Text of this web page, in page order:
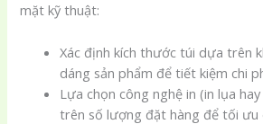
mặt kỹ thuật:
Xác định kích thước túi dựa trên
dáng sản phẩm để tiết kiệm chi
Lựa chọn công nghệ in (in lụa
trên số lượng đặt hàng để tối ưu